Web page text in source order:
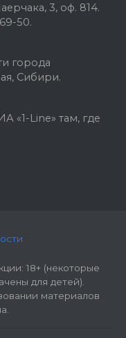
3, оф. 814.
50.
города
Сибири.
«1-Line» там, где
18+ (некоторые
для детей).
материалов